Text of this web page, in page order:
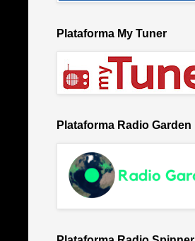
Plataforma My Tuner
Plataforma Radio Garden